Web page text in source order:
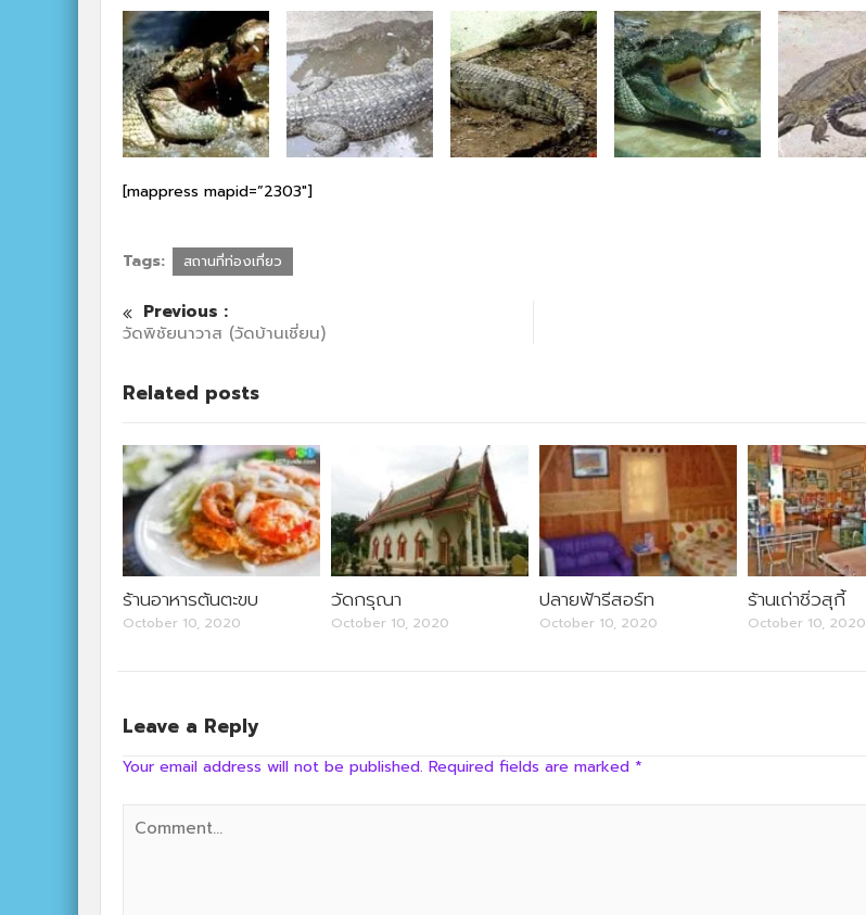
[mappress mapid=”2303″]
Tags: สถานที่ท่องเที่ยว
Previous :
วัดพิชัยนาวาส (วัดบ้านเชี่ยน)
Related posts
ร้านอาหารต้นตะขบ
October 10, 2020
วัดกรุณา
October 10, 2020
ปลายฟ้ารีสอร์ท
October 10, 2020
ร้านเถ่าชิ่วสุกี้
October 10, 2020
Leave a Reply
Your email address will not be published. Required fields are marked *